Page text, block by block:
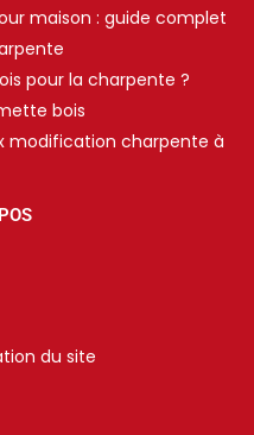
maison : guide complet
pour la charpente ?
bois
modification charpente à
du site